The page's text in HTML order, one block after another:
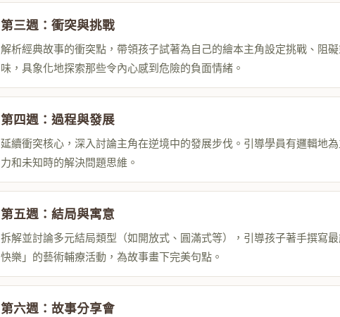
第三週：衝突與挑戰
解析經典故事的衝突點，帶領孩子試著為自己的繪本主角設定挑戰、阻
味，具象化地探索那些令內心感到危險的負面情緒。
第四週：過程與發展
延續衝突核心，深入討論主角在逆境中的發展步伐。引導學員有邏輯地
力和未知時的解決問題思維。
第五週：結局與寓意
拆解並討論多元結局類型（如開放式、圓滿式等），引導孩子著手撰寫
快樂」的藝術輔療活動，為故事畫下完美句點。
第六週：故事分享會